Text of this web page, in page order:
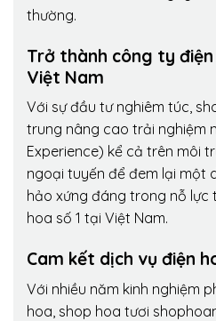
thường.
Trở thành công ty
Việt Nam
Với sự đầu tư nghiêm túc,
trung nâng cao trải nghiệm
Experience) kể cả trên môi
ngoại tuyến để đem lại một
hảo xứng đáng trong nỗ lực
hoa số 1 tại Việt Nam.
Cam kết dịch vụ điện
Với nhiều năm kinh nghiệm
hoa, shop hoa tươi